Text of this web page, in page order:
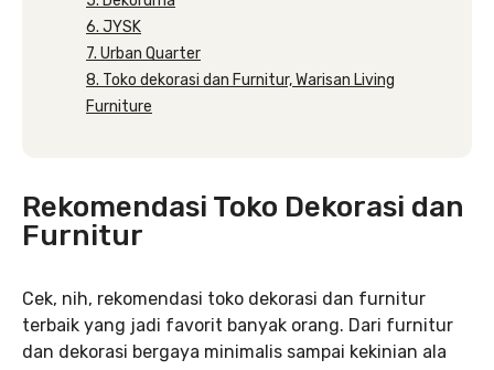
6. JYSK
7. Urban Quarter
8. Toko dekorasi dan Furnitur, Warisan Living
Furniture
Rekomendasi Toko Dekorasi dan
Furnitur
Cek, nih, rekomendasi toko dekorasi dan furnitur
terbaik yang jadi favorit banyak orang. Dari furnitur
dan dekorasi bergaya minimalis sampai kekinian ala